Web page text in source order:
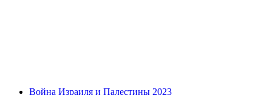
Война Израиля и Палестины 2023